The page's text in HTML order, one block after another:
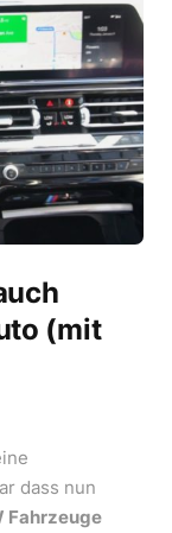
(mit
dass nun
Fahrzeuge